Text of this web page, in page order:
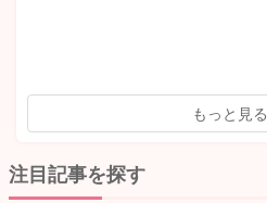
もっと見る
注目記事を探す